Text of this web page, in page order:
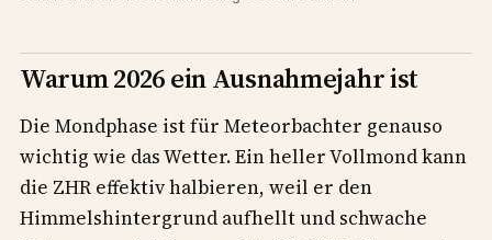
Warum 2026 ein Ausnahmejahr ist
Die Mondphase ist für Meteorbachter genauso
wichtig wie das Wetter. Ein heller Vollmond kann
die ZHR effektiv halbieren, weil er den
Himmelshintergrund aufhellt und schwache